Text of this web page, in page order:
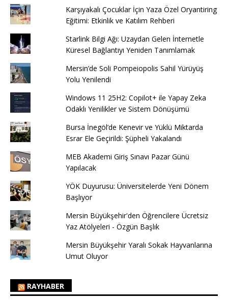
Karşıyakalı Çocuklar İçin Yaza Özel Oryantiring
Eğitimi: Etkinlik ve Katılım Rehberi
Starlink Bilgi Ağı: Uzaydan Gelen İnternetle
Küresel Bağlantıyı Yeniden Tanımlamak
Mersin’de Soli Pompeiopolis Sahil Yürüyüş
Yolu Yenilendi
Windows 11 25H2: Copilot+ ile Yapay Zeka
Odaklı Yenilikler ve Sistem Dönüşümü
Bursa İnegöl’de Kenevir ve Yüklü Miktarda
Esrar Ele Geçirildi: Şüpheli Yakalandı
MEB Akademi Giriş Sınavı Pazar Günü
Yapılacak
YÖK Duyurusu: Üniversitelerde Yeni Dönem
Başlıyor
Mersin Büyükşehir'den Öğrencilere Ücretsiz
Yaz Atölyeleri - Özgün Başlık
Mersin Büyükşehir Yaralı Sokak Hayvanlarına
Umut Oluyor
RAYHABER